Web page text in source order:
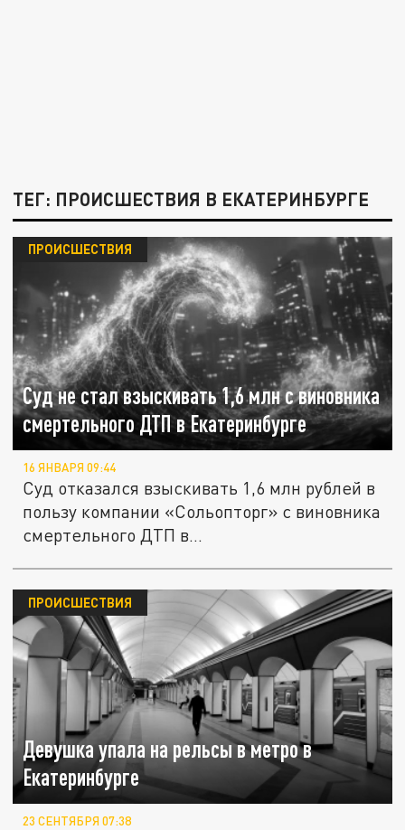
ТЕГ: ПРОИСШЕСТВИЯ В ЕКАТЕРИНБУРГЕ
Суд не стал взыскивать 1,6 млн с виновника
смертельного ДТП в Екатеринбурге
ПРОИСШЕСТВИЯ
16 ЯНВАРЯ 09:44
Суд отказался взыскивать 1,6 млн рублей в
пользу компании «Сольопторг» с виновника
смертельного ДТП в...
Девушка упала на рельсы в метро в
Екатеринбурге
ПРОИСШЕСТВИЯ
23 СЕНТЯБРЯ 07:38